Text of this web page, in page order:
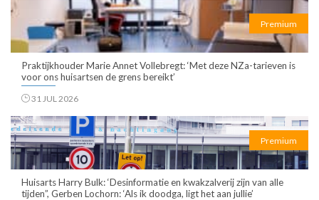
Premium
Praktijkhouder Marie Annet Vollebregt: ‘Met deze NZa-tarieven is
voor ons huisartsen de grens bereikt’
31 JUL 2026
Premium
Huisarts Harry Bulk: ‘Desinformatie en kwakzalverij zijn van alle
tijden”, Gerben Lochorn: ‘Als ik doodga, ligt het aan jullie’